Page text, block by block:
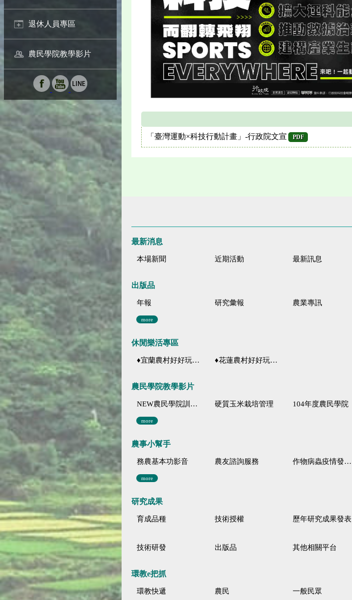
退休人員專區
農民學院教學影片
「臺灣運動×科技行動計畫」-行政院文宣 PDF
最新消息
本場新聞 近期活動 最新訊息
出版品
年報 研究彙報 農業專訊
more
休閒樂活專區
♦宜蘭農村好好玩 ♦「農、藝、山、水」四條遊程推薦 ♦花蓮農村好好玩♦「原、生、慢、活」四條遊程推薦
農民學院教學影片
NEW農民學院訓練影音分類 硬質玉米栽培管理 104年度農民學院
more
農事小幫手
務農基本功影音 農友諮詢服務 作物病蟲疫情發生預測
more
研究成果
育成品種 技術授權 歷年研究成果發表
技術研發 出版品 其他相關平台
環教e把抓
環教快遞 農民 一般民眾